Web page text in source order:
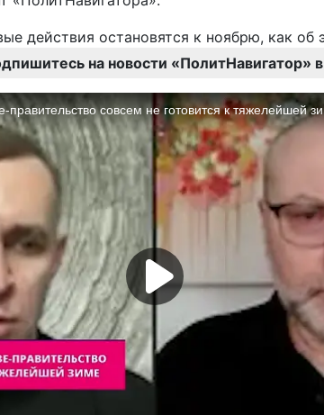
на новости «ПолитНавигатор» в